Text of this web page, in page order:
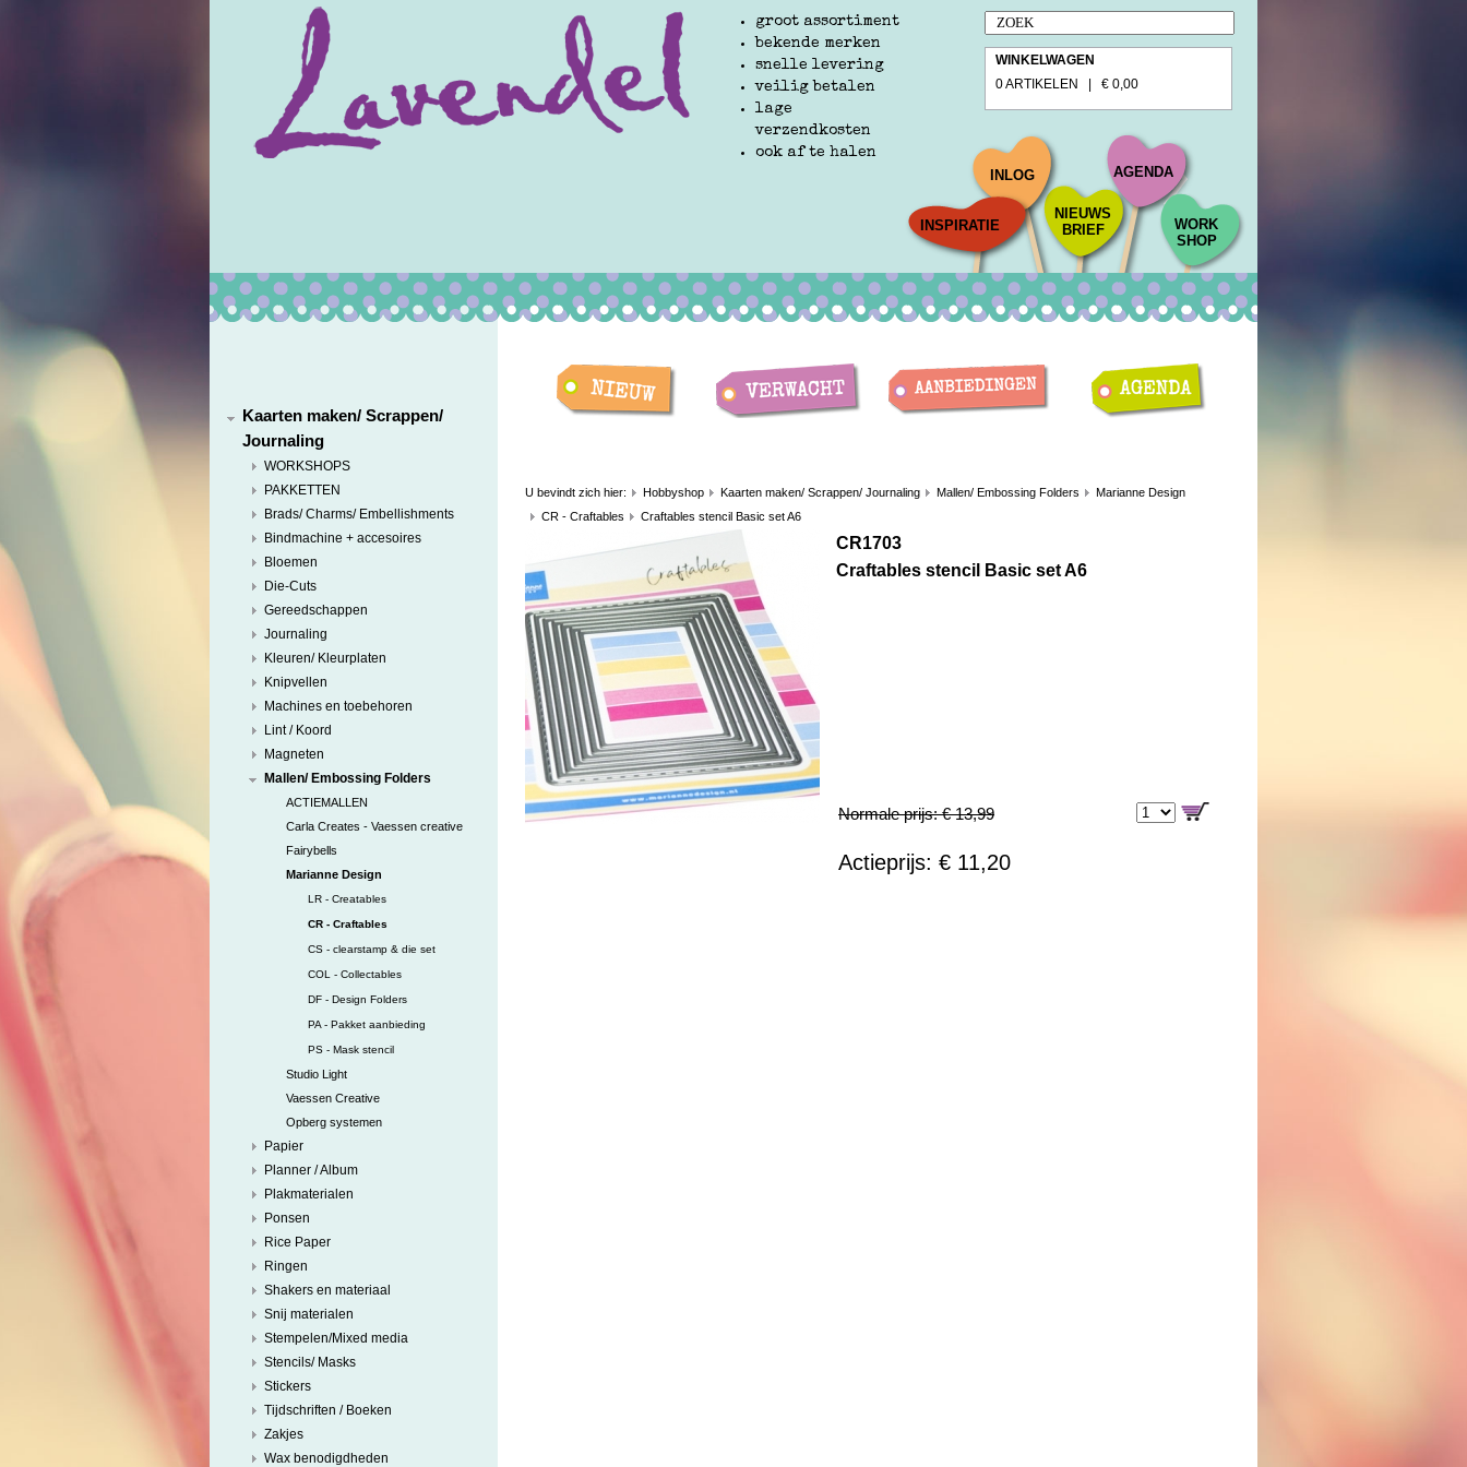
groot assortiment
bekende merken
snelle levering
veilig betalen
lage
verzendkosten
ook af te halen
WINKELWAGEN
0 ARTIKELEN | € 0,00
INSPIRATIE
INLOG
NIEUWS
BRIEF
AGENDA
WORK
SHOP
Kaarten maken/ Scrappen/
Journaling
WORKSHOPS
PAKKETTEN
Brads/ Charms/ Embellishments
Bindmachine + accesoires
Bloemen
Die-Cuts
Gereedschappen
Journaling
Kleuren/ Kleurplaten
Knipvellen
Machines en toebehoren
Lint / Koord
Magneten
Mallen/ Embossing Folders
ACTIEMALLEN
Carla Creates - Vaessen creative
Fairybells
Marianne Design
LR - Creatables
CR - Craftables
CS - clearstamp & die set
COL - Collectables
DF - Design Folders
PA - Pakket aanbieding
PS - Mask stencil
Studio Light
Vaessen Creative
Opberg systemen
Papier
Planner / Album
Plakmaterialen
Ponsen
Rice Paper
Ringen
Shakers en materiaal
Snij materialen
Stempelen/Mixed media
Stencils/ Masks
Stickers
Tijdschriften / Boeken
Zakjes
Wax benodigdheden
U bevindt zich hier: Hobbyshop Kaarten maken/ Scrappen/ Journaling Mallen/ Embossing Folders
Marianne Design
CR - Craftables
Craftables stencil Basic set A6
CR1703
Craftables stencil Basic set A6
Normale prijs: € 13,99
Actieprijs: € 11,20